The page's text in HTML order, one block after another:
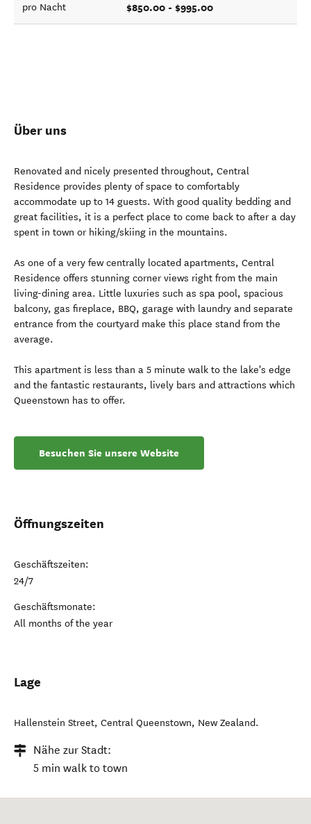
pro Nacht $850.00 - $995.00
Über uns
Renovated and nicely presented throughout, Central
Residence provides plenty of space to comfortably
accommodate up to 14 guests. With good quality bedding and
great facilities, it is a perfect place to come back to after a day
spent in town or hiking/skiing in the mountains.
As one of a very few centrally located apartments, Central
Residence offers stunning corner views right from the main
living-dining area. Little luxuries such as spa pool, spacious
balcony, gas fireplace, BBQ, garage with laundry and separate
entrance from the courtyard make this place stand from the
average.
This apartment is less than a 5 minute walk to the lake's edge
and the fantastic restaurants, lively bars and attractions which
Queenstown has to offer.
Besuchen Sie unsere Website
Öffnungszeiten
Geschäftszeiten:
24/7
Geschäftsmonate:
All months of the year
Lage
Hallenstein Street, Central Queenstown, New Zealand.
Nähe zur Stadt:
5 min walk to town